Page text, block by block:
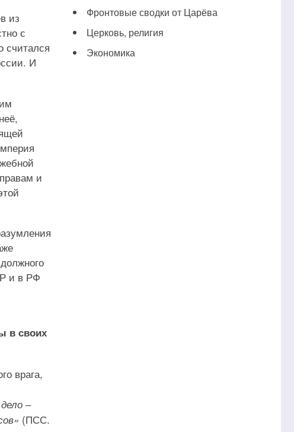
из
с
считался
И
и
и в РФ
в своих
врага,
‒
(ПСС.
Фронтовые сводки от Царёва
Церковь, религия
Экономика